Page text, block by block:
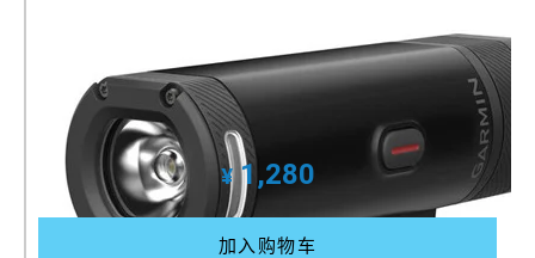
Varia UT800 智能车灯
自行车智能车灯
产品料号
¥ 1,280
加入购物车